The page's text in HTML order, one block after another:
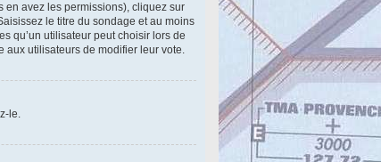
en avez les permissions), cliquez sur
le titre du sondage et au moins
qu’un utilisateur peut choisir lors de
aux utilisateurs de modifier leur vote.
le.